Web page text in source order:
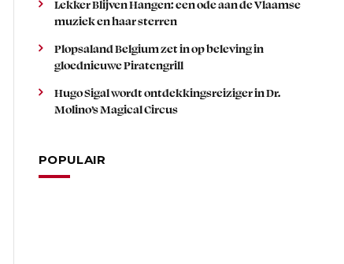
Lekker Blijven Hangen: een ode aan de Vlaamse
muziek en haar sterren
Plopsaland Belgium zet in op beleving in
gloednieuwe Piratengrill
Hugo Sigal wordt ontdekkingsreiziger in Dr.
Molino’s Magical Circus
POPULAIR